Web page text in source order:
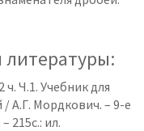
литературы:
ч. Ч.1. Учебник для
А.Г. Мордкович. – 9-е
215с.: ил.